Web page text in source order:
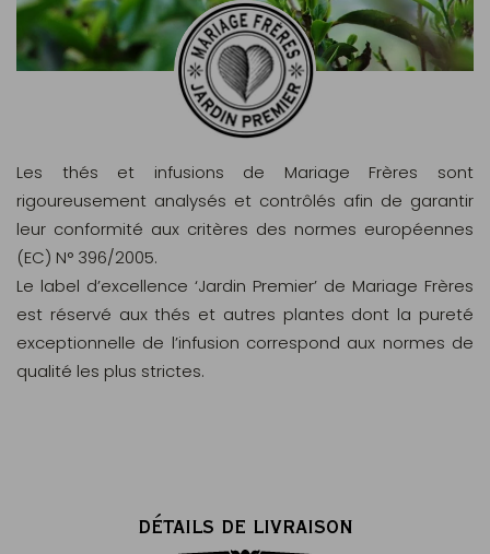
Les thés et infusions de Mariage Frères sont
rigoureusement analysés et contrôlés afin de garantir
leur conformité aux critères des normes européennes
(EC) N° 396/2005.
Le label d’excellence ‘Jardin Premier’ de Mariage Frères
est réservé aux thés et autres plantes dont la pureté
exceptionnelle de l’infusion correspond aux normes de
qualité les plus strictes.
DÉTAILS DE LIVRAISON